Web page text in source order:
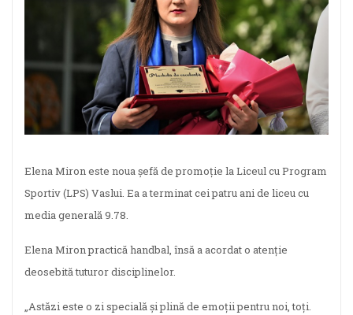
Elena Miron este noua șefă de promoție la Liceul cu Program
Sportiv (LPS) Vaslui. Ea a terminat cei patru ani de liceu cu
media generală 9.78.
Elena Miron practică handbal, însă a acordat o atenție
deosebită tuturor disciplinelor.
„Astăzi este o zi specială și plină de emoții pentru noi, toți.